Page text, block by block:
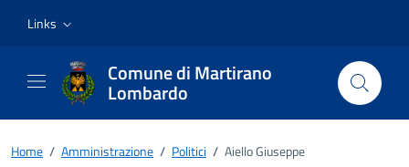
Links
Comune di Martirano
Lombardo
Home / Amministrazione / Politici / Aiello Giuseppe